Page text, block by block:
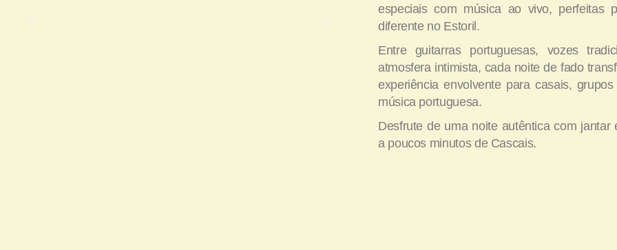
especiais com música ao vivo, perfeitas
diferente no Estoril.
Entre guitarras portuguesas, vozes
atmosfera intimista, cada noite de fado
experiência envolvente para casais,
música portuguesa.
Desfrute de uma noite autêntica com jantar
a poucos minutos de Cascais.